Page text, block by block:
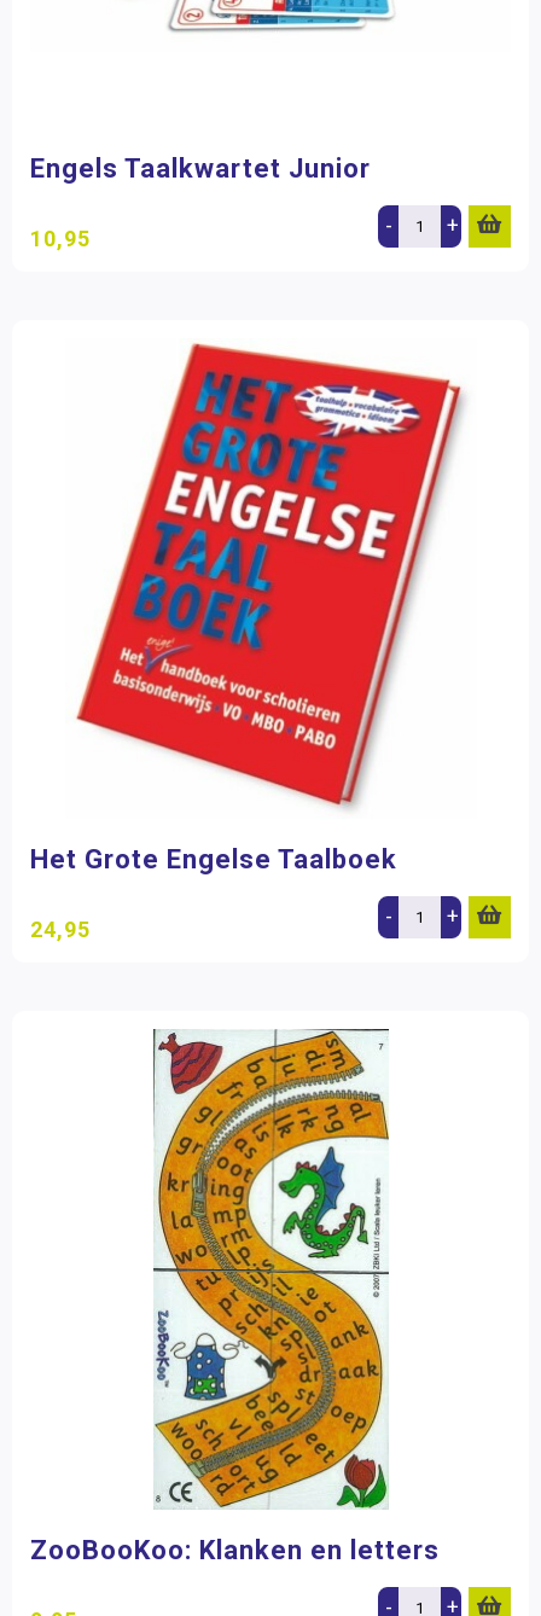
Engels Taalkwartet Junior
10,95 - +
Het Grote Engelse Taalboek
24,95 - +
ZooBooKoo: Klanken en letters
- +